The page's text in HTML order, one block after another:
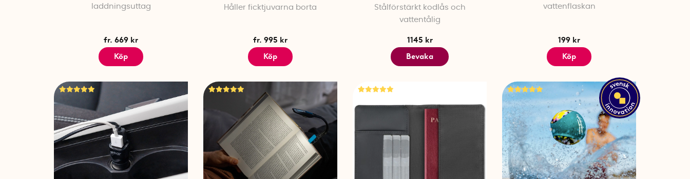
laddningsuttag
fr. 669 kr
Köp
Håller ficktjuvarna borta
fr. 995 kr
Köp
Stålförstärkt kodlås och
vattentålig
1145 kr
Bevaka
vattenflaskan
199 kr
Köp